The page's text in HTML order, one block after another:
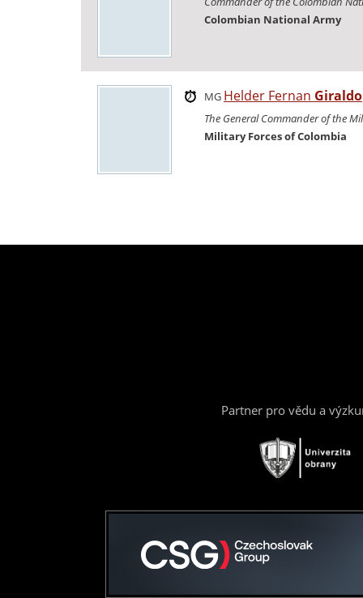
Colombian National Army
MG Helder Fernan Giraldo
The General Commander of the
Military Forces of Colombia
Partner pro vědu a